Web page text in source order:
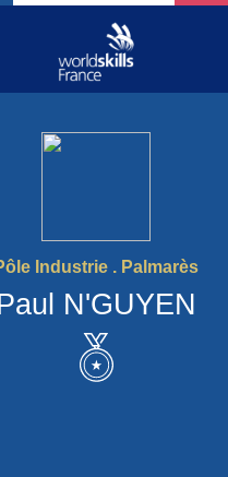
Industrie . Palmarès
N'GUYEN
un métier